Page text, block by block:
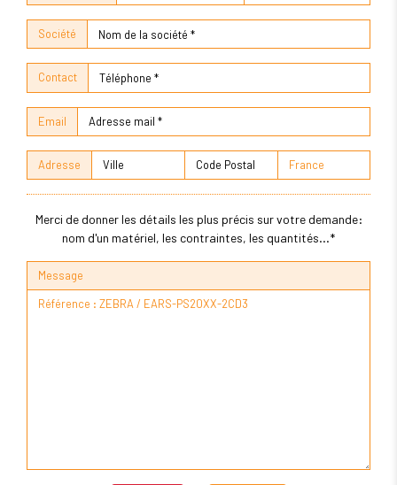
Société
Contact
Email
Adresse
Merci de donner les détails les plus précis sur votre demande:
nom d'un matériel, les contraintes, les quantités...*
Message